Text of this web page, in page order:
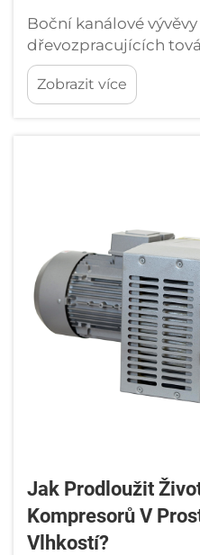
Boční kanálové
dřevozpracujících
odsávání prachu,
dalším funkcím v
prostředích. Jinan
Zobrazit více
Jak Prodloužit
Kompresorů V
Vlhkostí?